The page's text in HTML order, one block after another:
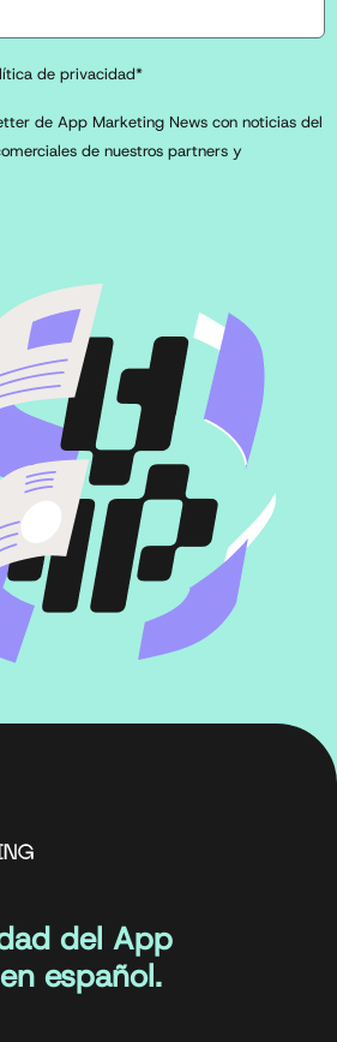
de privacidad*
de App Marketing News con noticias del
de nuestros partners y
del App
español.